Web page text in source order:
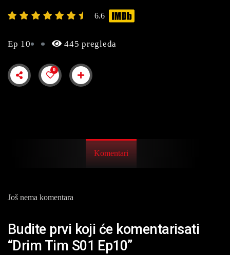
6.6
Ep 10 445 pregleda
0
Komentari
Još nema komentara
Budite prvi koji će komentarisati
“Drim Tim S01 Ep10”